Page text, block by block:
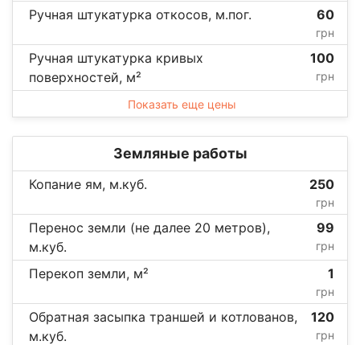
Ручная штукатурка откосов, м.пог. 60
грн
Ручная штукатурка кривых
поверхностей, м²
100
грн
Показать еще цены
Земляные работы
Копание ям, м.куб. 250
грн
Перенос земли (не далее 20 метров),
м.куб.
99
грн
Перекоп земли, м² 1
грн
Обратная засыпка траншей и котлованов,
м.куб.
120
грн